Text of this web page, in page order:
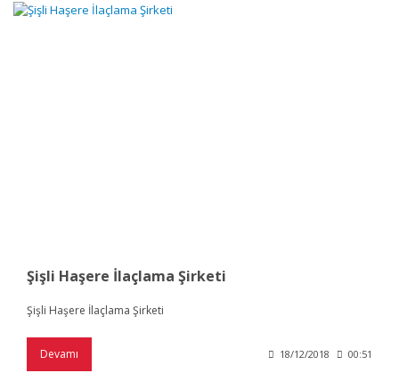
Şişli Haşere İlaçlama Şirketi
Şişli Haşere İlaçlama Şirketi
Devamı 18/12/2018 00:51